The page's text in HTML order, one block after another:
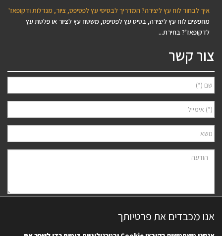
איך לבחור לוח עץ ליצירה? המדריך לבסיסי עץ לפסיפס, ציור, מנדלות ודקופאז'
מחפשים לוח עץ ליצירה, בסיס עץ לפסיפס, משטח עץ לציור או פלטת עץ
לדקופאז’? בחירת...
צור קשר
הפרטיותשל האתר. ידוע לי שאוכל לבטל את הרישום בכל עת.
אנו מכבדים את פרטיותך